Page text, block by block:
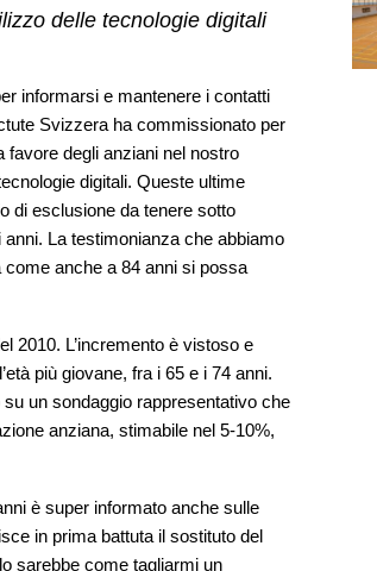
delle tecnologie digitali
informarsi e mantenere i contatti
Svizzera ha commissionato per
favore degli anziani nel nostro
digitali. Queste ultime
di esclusione da tenere sotto
La testimonianza che abbiamo
anche a 84 anni si possa
2010. L’incremento è vistoso e
più giovane, fra i 65 e i 74 anni.
un sondaggio rappresentativo che
anziana, stimabile nel 5-10%,
è super informato anche sulle
in prima battuta il sostituto del
sarebbe come tagliarmi un